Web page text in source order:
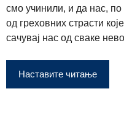
смо учинили, и да нас, по
од греховних страсти
сачувај нас од сваке
Наставите читање